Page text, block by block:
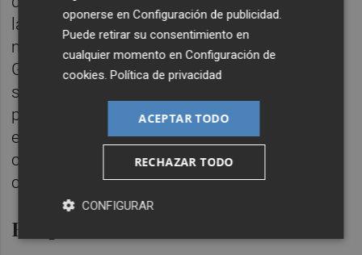
las urgencias, actitudes caciquiles y
mentiras en los perfiles oficiales de la
Generalitat. Esto no puede seguir así porque
somos la comunidad que menos vacuna
pone, menos PCR hace y que más tiempo
están los ciudadanos en listas de espera y
con los profesionales en peores
condiciones", ha aseverado.
Hospital de Alcoi
oponerse enConfiguración de publicidad.
Puede retirar su consentimiento en
cualquier momento enConfiguración de
cookies.Política de privacidad
ACEPTAR TODO
RECHAZAR TODO
CONFIGURAR